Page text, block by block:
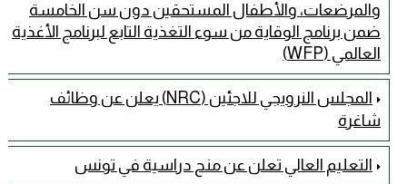
والمرضعات، والأطفال المستحقين دون سن الخامسة
ضمن برنامج الوقاية من سوء التغذية التابع لبرنامج الأغذية
العالمي (WFP)
المجلس النرويجي للاجئين (NRC) يعلن عن وظائف
شاغرة
التعليم العالي تعلن عن منح دراسية في تونس